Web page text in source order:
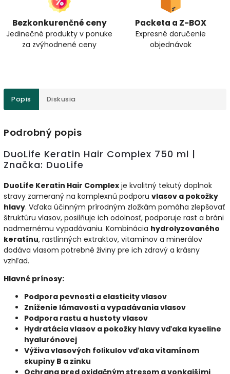
Bezkonkurenčné ceny
Jedinečné produkty v ponuke
za zvýhodnené ceny
Packeta a Z-BOX
Expresné doručenie
objednávok
Popis Diskusia
Podrobný popis
DuoLife Keratin Hair Complex 750 ml |
Značka: DuoLife
DuoLife Keratin Hair Complex je kvalitný tekutý doplnok
stravy zameraný na komplexnú podporu vlasov a pokožky
hlavy. Vďaka účinným prírodným zložkám pomáha zlepšovať
štruktúru vlasov, posilňuje ich odolnosť, podporuje rast a bráni
nadmernému vypadávaniu. Kombinácia hydrolyzovaného
keratínu, rastlinných extraktov, vitamínov a minerálov
dodáva vlasom potrebné živiny pre ich zdravý a krásny
vzhľad.
Hlavné prínosy:
Podpora pevnosti a elasticity vlasov
Zníženie lámavosti a vypadávania vlasov
Podpora rastu a hustoty vlasov
Hydratácia vlasov a pokožky hlavy vďaka kyseline
hyalurónovej
Výživa vlasových folikulov vďaka vitamínom
skupiny B a zinku
Ochrana pred oxidačným stresom a vonkajšími